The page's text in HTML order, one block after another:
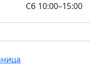
Сб 10:00–15:00